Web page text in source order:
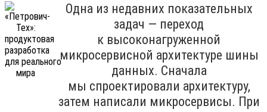
Одна из недавних показательных
задач — переход
к высоконагруженной
микросервисной архитектуре шины
данных. Сначала
мы спроектировали архитектуру,
затем написали микросервисы. При